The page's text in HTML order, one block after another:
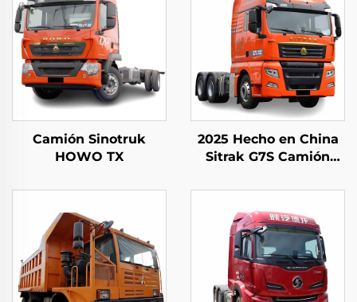
Camión Sinotruk
HOWO TX
2025 Hecho en China
Sitrak G7S Camión
Cabina de Tractor en
Existencia para la
Venta